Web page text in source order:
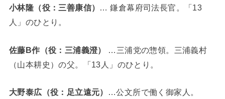
小林隆（役：三善康信） … 鎌倉幕府司法長官。「13
人」のひとり。
佐藤B作（役：三浦義澄）
…三浦党の惣領。三浦義村
（山本耕史）の父。「13人」のひとり。
大野泰広（役：足立遠元）
…公文所で働く御家人。